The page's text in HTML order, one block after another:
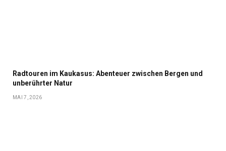
Radtouren im Kaukasus: Abenteuer zwischen Bergen und
unberührter Natur
MAI 7, 2026